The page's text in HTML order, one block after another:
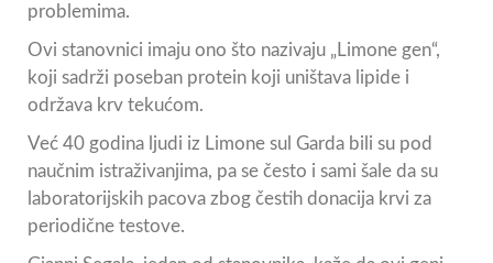
problemima.
Ovi stanovnici imaju ono što nazivaju „Limone gen“,
koji sadrži poseban protein koji uništava lipide i
održava krv tekućom.
Već 40 godina ljudi iz Limone sul Garda bili su pod
naučnim istraživanjima, pa se često i sami šale da su
laboratorijskih pacova zbog čestih donacija krvi za
periodične testove.